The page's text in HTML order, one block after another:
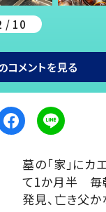
/ 10
コメントを見る
墓の「家」にカ
て1か月半 毎
発見、亡き父か